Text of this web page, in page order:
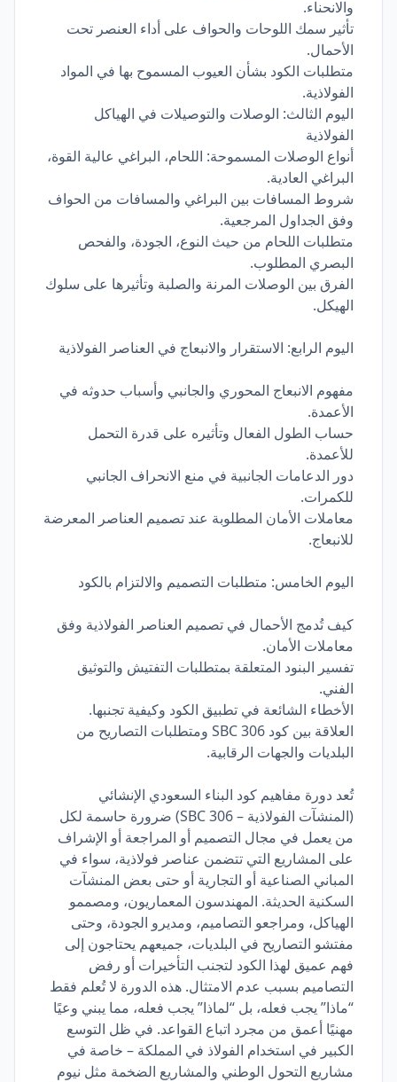
والانحناء.
تأثير سمك اللوحات والحواف على أداء العنصر تحت
الأحمال.
متطلبات الكود بشأن العيوب المسموح بها في المواد
الفولاذية.
اليوم الثالث: الوصلات والتوصيلات في الهياكل
الفولاذية
أنواع الوصلات المسموحة: اللحام، البراغي عالية القوة،
البراغي العادية.
شروط المسافات بين البراغي والمسافات من الحواف
وفق الجداول المرجعية.
متطلبات اللحام من حيث النوع، الجودة، والفحص
البصري المطلوب.
الفرق بين الوصلات المرنة والصلبة وتأثيرها على سلوك
الهيكل.
اليوم الرابع: الاستقرار والانبعاج في العناصر الفولاذية
مفهوم الانبعاج المحوري والجانبي وأسباب حدوثه في
الأعمدة.
حساب الطول الفعال وتأثيره على قدرة التحمل
للأعمدة.
دور الدعامات الجانبية في منع الانحراف الجانبي
للكمرات.
معاملات الأمان المطلوبة عند تصميم العناصر المعرضة
للانبعاج.
اليوم الخامس: متطلبات التصميم والالتزام بالكود
كيف تُدمج الأحمال في تصميم العناصر الفولاذية وفق
معاملات الأمان.
تفسير البنود المتعلقة بمتطلبات التفتيش والتوثيق
الفني.
الأخطاء الشائعة في تطبيق الكود وكيفية تجنبها.
العلاقة بين كود SBC 306 ومتطلبات التصاريح من
البلديات والجهات الرقابية.
تُعد دورة مفاهيم كود البناء السعودي الإنشائي
(المنشآت الفولاذية – SBC 306) ضرورة حاسمة لكل
من يعمل في مجال التصميم أو المراجعة أو الإشراف
على المشاريع التي تتضمن عناصر فولاذية، سواء في
المباني الصناعية أو التجارية أو حتى بعض المنشآت
السكنية الحديثة. المهندسون المعماريون، ومصممو
الهياكل، ومراجعو التصاميم، ومديرو الجودة، وحتى
مفتشو التصاريح في البلديات، جميعهم يحتاجون إلى
فهم عميق لهذا الكود لتجنب التأخيرات أو رفض
التصاميم بسبب عدم الامتثال. هذه الدورة لا تُعلم فقط
“ماذا” يجب فعله، بل “لماذا” يجب فعله، مما يبني وعيًا
مهنيًا أعمق من مجرد اتباع القواعد. في ظل التوسع
الكبير في استخدام الفولاذ في المملكة – خاصة في
مشاريع التحول الوطني والمشاريع الضخمة مثل نيوم